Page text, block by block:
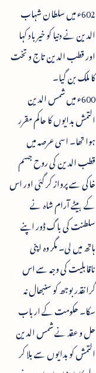
602ء میں سلطان شہاب
الدین نے دنیا کو خیرباد کہا
اور قطب الدین تاج و تخت
کا ملک بن گیا۔
600ء میں شمس الدین
التمش بدایوں کا حاکم مقرر
ہوا تھا۔ اسی عرصہ میں
قطب الدین کی روح جسم
خاکی سے پرواز کر گئی اور اس
کے بیٹے آرام شاہ نے
سلطنت کی باگ ڈور اپنے
ہاتھ میں لی۔ مگر وہ اپنی
ناقابلیت کی وجہ سے اس
گرانقدر بوجھ کو سنبھال نہ
سکا۔ حکومت کے ارباب
حل و عقد نے شمس الدین
التمش کو بدایوں سے بلا کر